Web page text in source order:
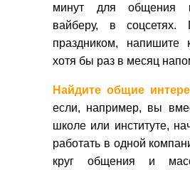
минут для общения
вайберу, в соцсетях.
праздником, напишите
хотя бы раз в месяц
Найдите общие
если, например, вы
школе или институте,
работать в одной
круг общения и